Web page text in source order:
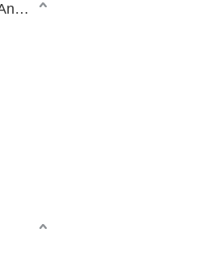
7/9/10 polegadas de carro Android Player